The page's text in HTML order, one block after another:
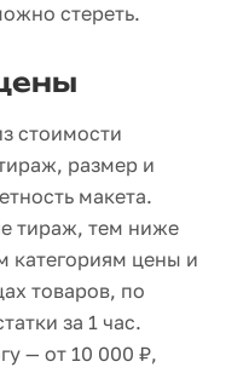
стереть.
стоимости
размер и
макета.
тираж, тем ниже
категориям цены и
товаров, по
за 1 час.
— от 10 000 ₽,